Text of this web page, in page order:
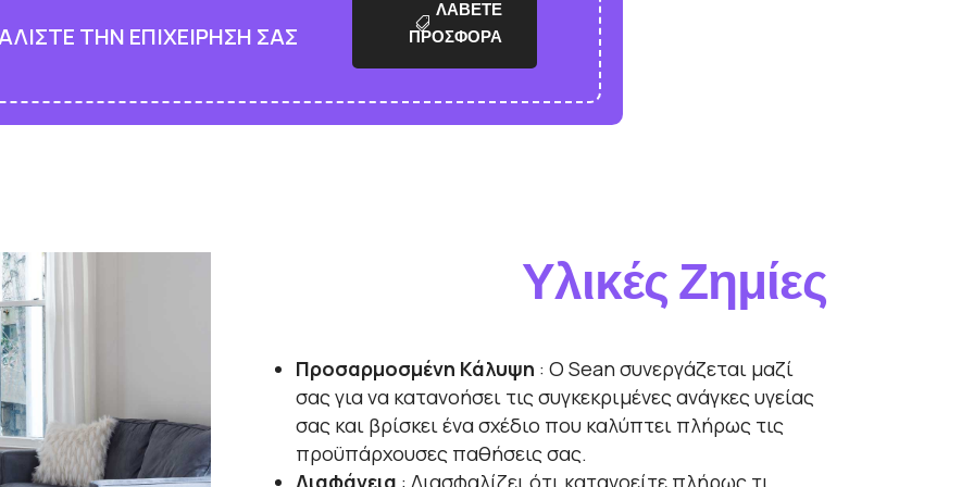
ΤΗΝ ΕΠΙΧΕΙΡΗΣΗ ΣΑΣ
ΛΑΒΕΤΕ
ΠΡΟΣΦΟΡΑ
Υλικές Ζημίες
Προσαρμοσμένη Κάλυψη : Ο Sean συνεργάζεται μαζί
σας για να κατανοήσει τις συγκεκριμένες ανάγκες υγείας
σας και βρίσκει ένα σχέδιο που καλύπτει πλήρως τις
προϋπάρχουσες παθήσεις σας.
Διαφάνεια : Διασφαλίζει ότι κατανοείτε πλήρως τι